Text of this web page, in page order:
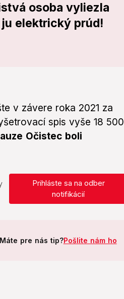
osoba vyliezla
elektrický prúd!
v závere roka 2021 za
spis vyše 18 500
Očistec boli
Prihláste sa na odber
notifikácií
Máte pre nás tip?Pošlite nám ho